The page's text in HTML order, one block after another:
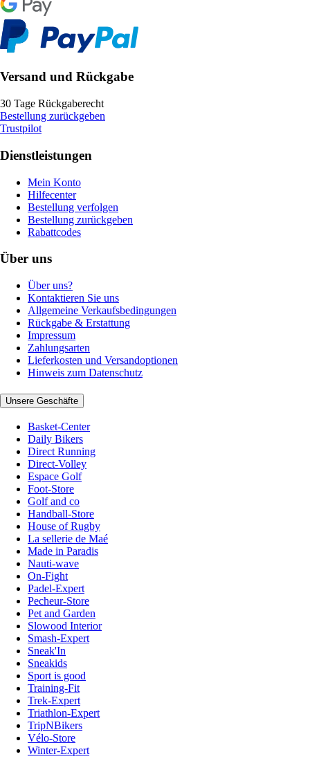
Versand und Rückgabe
30 Tage Rückgaberecht
Bestellung zurückgeben
Trustpilot
Dienstleistungen
Mein Konto
Hilfecenter
Bestellung verfolgen
Bestellung zurückgeben
Rabattcodes
Über uns
Über uns?
Kontaktieren Sie uns
Allgemeine Verkaufsbedingungen
Rückgabe & Erstattung
Impressum
Zahlungsarten
Lieferkosten und Versandoptionen
Hinweis zum Datenschutz
Unsere Geschäfte
Basket-Center
Daily Bikers
Direct Running
Direct-Volley
Espace Golf
Foot-Store
Golf and co
Handball-Store
House of Rugby
La sellerie de Maé
Made in Paradis
Nauti-wave
On-Fight
Padel-Expert
Pecheur-Store
Pet and Garden
Slowood Interior
Smash-Expert
Sneak'In
Sneakids
Sport is good
Training-Fit
Trek-Expert
Triathlon-Expert
TripNBikers
Vélo-Store
Winter-Expert